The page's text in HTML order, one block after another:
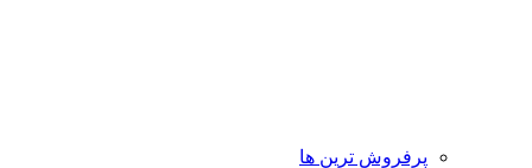
پرفروش ترین ها